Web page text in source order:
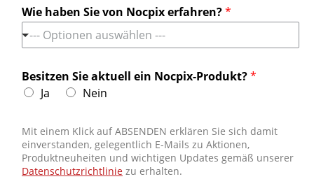
Kontaktieren Sie uns
Tel: +49 800 1806627
Email:
info.de@nocpix.com
Support)
Wie haben Sie von Nocpix erfahren?*
--- Optionen auswählen ---
Besitzen Sie aktuell ein Nocpix-Produkt?*
Ja
Nein
Mit einem Klick auf ABSENDEN erklären Sie sich damit
einverstanden, gelegentlich E-Mails zu Aktionen,
Produktneuheiten und wichtigen Updates gemäß unserer
Datenschutzrichtlinie zu erhalten.
Wir verwenden Cookies, um Ihnen die bestmögliche Nutzung
unserer Website zu ermöglichen.
Weitere Informationen zu den verwendeten Cookies und deren